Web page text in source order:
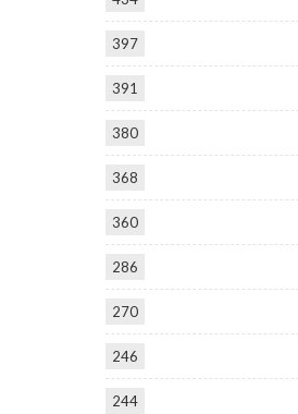
397
391
380
368
360
286
270
246
244